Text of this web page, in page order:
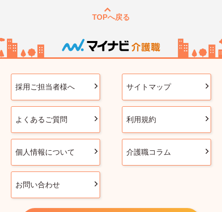
TOPへ戻る
採用ご担当者様へ サイトマップ
よくあるご質問 利用規約
個人情報について 介護職コラム
お問い合わせ